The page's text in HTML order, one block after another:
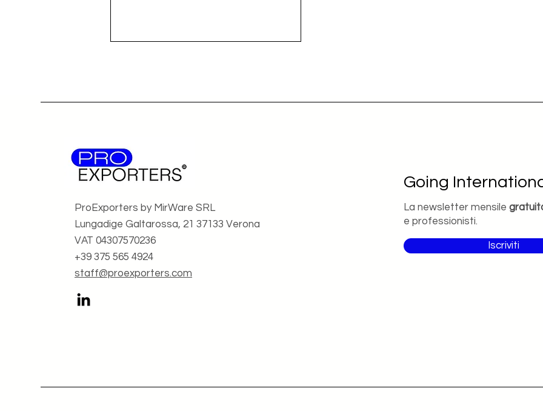
SCADUTA - Gara d’appalto
internazionale - Fornitura di
ProExporters by MirWare SRL
Lungadige Galtarossa, 21 37133 Verona
VAT 04307570236
+39 375 565 4924
staff@proexporters.com
Going
La newsletter mensile
e professionisti.
Iscriviti